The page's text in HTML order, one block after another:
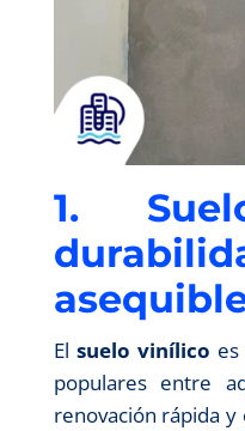
1.
El suelo vinílico
populares entre
renovación rápida